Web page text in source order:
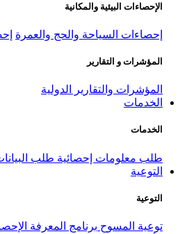
الإحصاءات البيئية والمكانية
إحصاءات السياحة والحج والعمرة
المؤشرات و التقارير
المؤشرات والتقارير الدولية
الخدمات
الخدمات
طلب معلومات إحصائية طلب
التوعية
التوعية
توعية المسوح برنامج المعرفة